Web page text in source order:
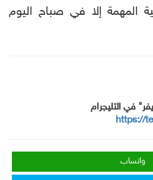
المهمة إلا في صباح اليوم
في التليجرام
https://
واتساب